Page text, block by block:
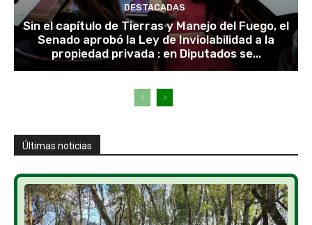
DESTACADAS
Sin el capítulo de Tierras y Manejo del Fuego, el
Senado aprobó la Ley de Inviolabilidad a la
propiedad privada : en Diputados se...
Últimas noticias